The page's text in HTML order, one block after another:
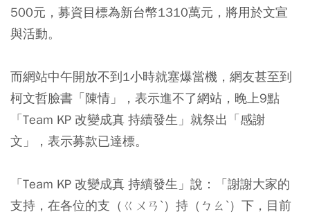
500元，募資目標為新台幣1310萬元，將用於文宣
與活動。
而網站中午開放不到1小時就塞爆當機，網友甚至到
柯文哲臉書「陳情」，表示進不了網站，晚上9點
「Team KP 改變成真 持續發生」就祭出「感謝
文」，表示募款已達標。
「Team KP 改變成真 持續發生」說：「謝謝大家的
支持，在各位的支（ㄍㄨㄢˋ）持（ㄅㄠˋ）下，目前